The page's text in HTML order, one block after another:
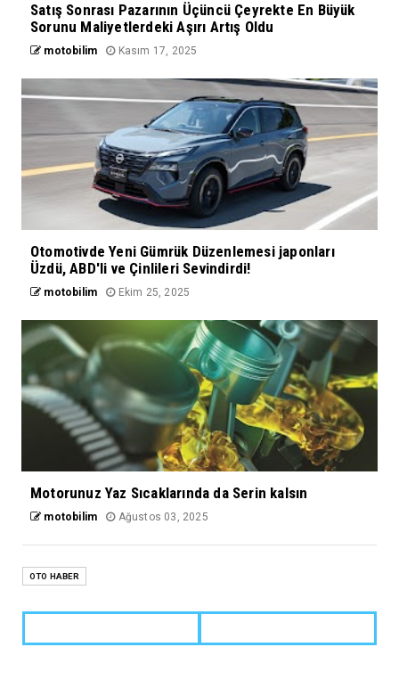
Satış Sonrası Pazarının Üçüncü Çeyrekte En Büyük
Sorunu Maliyetlerdeki Aşırı Artış Oldu
motobilim Kasım 17, 2025
Otomotivde Yeni Gümrük Düzenlemesi japonları
Üzdü, ABD'li ve Çinlileri Sevindirdi!
motobilim Ekim 25, 2025
Motorunuz Yaz Sıcaklarında da Serin kalsın
motobilim Ağustos 03, 2025
OTO HABER